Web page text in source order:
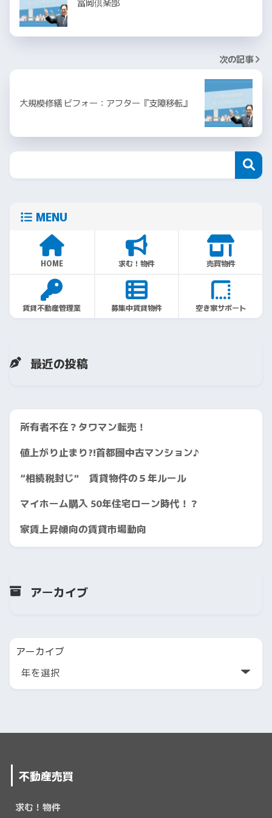
次の記事
大規模修繕 ビフォー：アフター『支障移転』
MENU
HOME 求む！物件 売買物件
賃貸不動産管理業 募集中賃貸物件 空き家サポート
最近の投稿
所有者不在？タワマン転売！
値上がり止まり?!首都圏中古マンション♪
“相続税封じ” 賃貸物件の５年ルール
マイホーム購入 50年住宅ローン時代！？
家賃上昇傾向の賃貸市場動向
アーカイブ
アーカイブ
不動産売買
求む！物件